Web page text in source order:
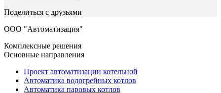
Поделиться с друзьями
ООО "Автоматизация"
Комплексные решения
Основные направления
Проект автоматизации котельной
Автоматика водогрейных котлов
Автоматика паровых котлов